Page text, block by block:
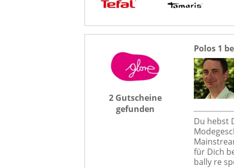
2 Gutscheine
gefunden
Polos 1
Du hebst
für Dich
bally re